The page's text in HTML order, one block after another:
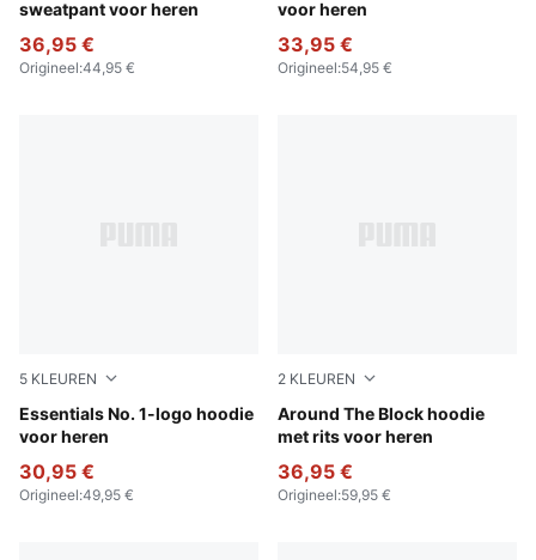
sweatpant voor heren
36,95 €
Origineel:44,95 €
voor heren
33,95 €
Origineel:54,95 €
5 KLEUREN
Essentials No. 1-logo hoodie
voor heren
Medium Gray Heather
30,95 €
Origineel:49,95 €
2 KLEUREN
Around The Block hoodie
met rits voor heren
Cool Dark Gray
36,95 €
Origineel:59,95 €